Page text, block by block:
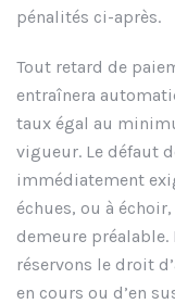
pénalités ci-après.
Tout retard de
entraînera
taux égal au
vigueur. Le défaut
immédiatement
échues, ou à
demeure préalable.
réservons le droit
en cours ou d’en